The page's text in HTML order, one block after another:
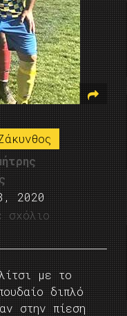
2020
σχόλιο
με το
διπλό
στην πίεση